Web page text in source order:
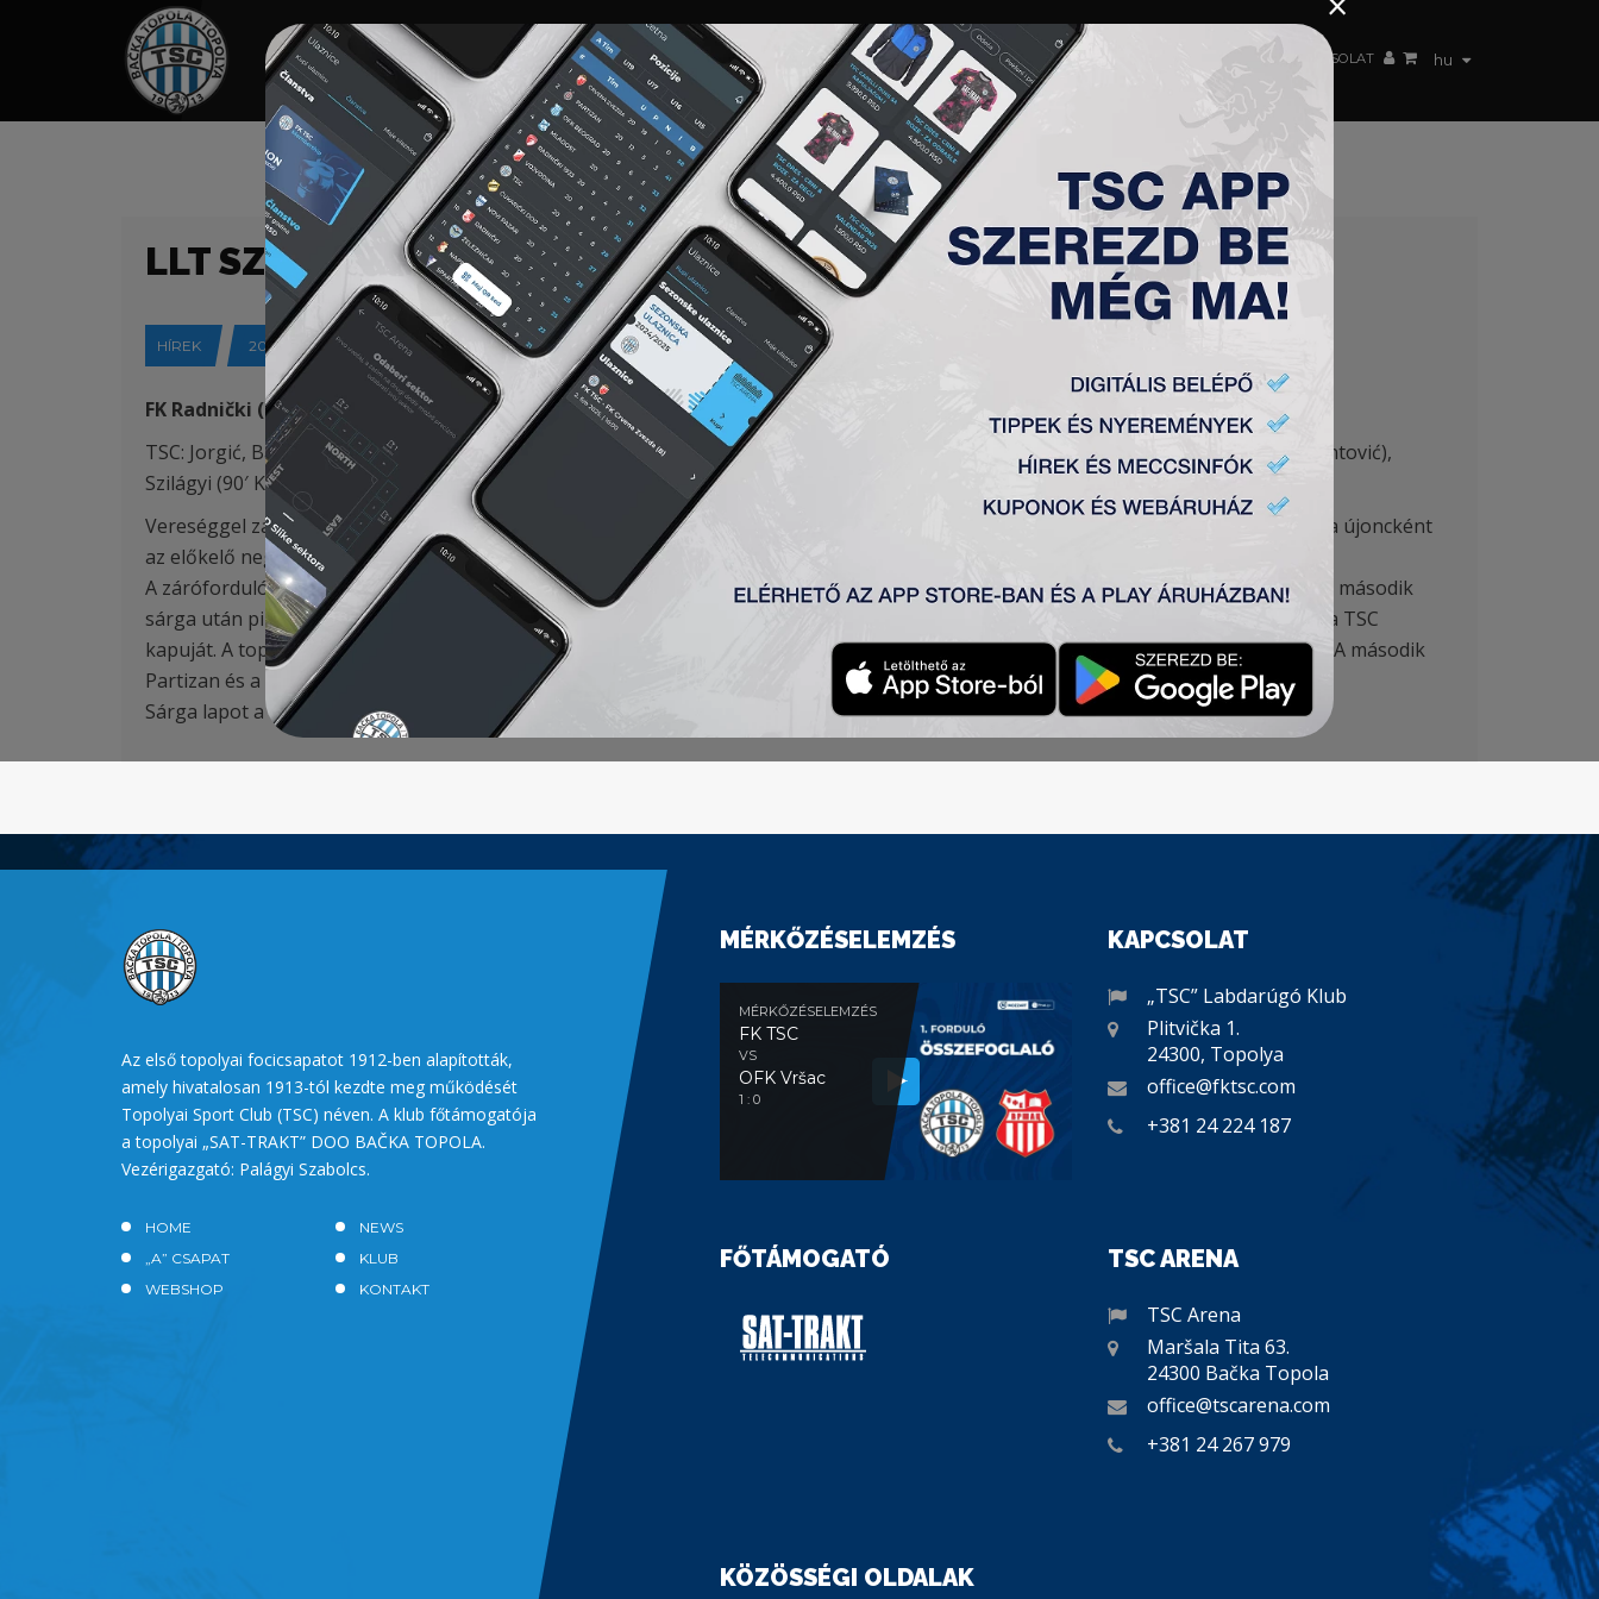
hu
HOME TÁMOGATÓK NEWS GALÉRIA „A” CSAPAT TAGSÁG JEGYEK AKKREDITÁCIÓ KLUB AKADÉMIA NŐI CSAPAT KAPCSOLAT
LLT SZUPERLIGA 30. FORDULÓ
HÍREK 2020-06-22
FK Radnički (Nis) – FK TSC (Topolya) 3:1
TSC: Jorgić, Balaž (67′ Skopljak), Antonić, Babić, Grabež, Zec (88′ Galić), Tumbasević, Tomanović (K), Đurić (67′ Duronjić), Lukić (90′ Pantović),
Szilágyi (90′ Kudrić)
Vereséggel zárta a szezont a TSC labdarúgó csapata, ám a topolyaiak ennek ellenére is parádés idényt futottak. Szabó Zoltán csapata újoncként
az előkelő negyedik helyen végzett, így az Európa-liga selejtezőben is indulhat a TSC.
A zárófordulóban a topolyai együttes a niši Radnički vendégeként 3:1-re kapott ki. Nagy hátrány volt, hogy Grabež már a 9. percben a második
sárga után piros lapot kapott, az emberelőnyt pedig a hazai gárda gyorsan ki is használta és az első félidőben háromszor is bevette a TSC
kapuját. A topolyaiak gólját Tomanović szerezte. A Szuperligát a Crvena zvezda nyerte, így ők Bajnokok Ligája selejtezőt játszhatnak. A második
Partizan és a harmadik Vojvodina – a negyedik helyen záró TSC-hez hasonlóan – az Európa-liga selejtezőben indulhatnak.
Sárga lapot a TSC csapatában Szilágyi 10′ és Zec 45′ kaptak, pirosat pedig Grabež 9′.
Az első topolyai focicsapatot 1912-ben alapították,
amely hivatalosan 1913-tól kezdte meg működését
Topolyai Sport Club (TSC) néven. A klub főtámogatója
a topolyai „SAT-TRAKT” DOO BAČKA TOPOLA.
Vezérigazgató: Palágyi Szabolcs.
HOME
NEWS
„A” CSAPAT
KLUB
WEBSHOP
KONTAKT
MÉRKŐZÉSELEMZÉS
MÉRKŐZÉSELEMZÉS
FK TSC
VS
OFK Vršac
1 : 0
KAPCSOLAT
„TSC” Labdarúgó Klub
Plitvička 1.
24300, Topolya
office@fktsc.com
+381 24 224 187
FŐTÁMOGATÓ TSC ARENA
TSC Arena
Maršala Tita 63.
24300 Bačka Topola
office@tscarena.com
+381 24 267 979
KÖZÖSSÉGI OLDALAK